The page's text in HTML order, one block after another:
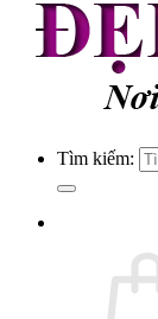
Tìm kiếm: